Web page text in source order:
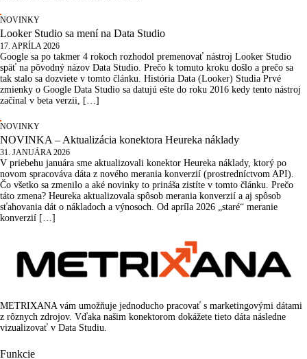
NOVINKY
Looker Studio sa mení na Data Studio
17. APRÍLA 2026
Google sa po takmer 4 rokoch rozhodol premenovať nástroj Looker Studio
späť na pôvodný názov Data Studio. Prečo k tomuto kroku došlo a prečo sa
tak stalo sa dozviete v tomto článku. História Data (Looker) Studia Prvé
zmienky o Google Data Studio sa datujú ešte do roku 2016 kedy tento nástroj
začínal v beta verzii, […]
NOVINKY
NOVINKA – Aktualizácia konektora Heureka náklady
31. JANUÁRA 2026
V priebehu januára sme aktualizovali konektor Heureka náklady, ktorý po
novom spracováva dáta z nového merania konverzií (prostredníctvom API).
Čo všetko sa zmenilo a aké novinky to prináša zistíte v tomto článku. Prečo
táto zmena? Heureka aktualizovala spôsob merania konverzií a aj spôsob
sťahovania dát o nákladoch a výnosoch. Od apríla 2026 „staré“ meranie
konverzií […]
METRIXANA vám umožňuje jednoducho pracovať s marketingovými dátami
z rôznych zdrojov. Vďaka našim konektorom dokážete tieto dáta následne
vizualizovať v Data Studiu.
Funkcie